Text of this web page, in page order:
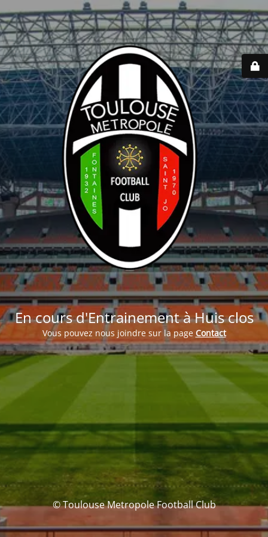
En cours d'Entrainement à Huis clos
Vous pouvez nous joindre sur la page Contact
© Toulouse Metropole Football Club